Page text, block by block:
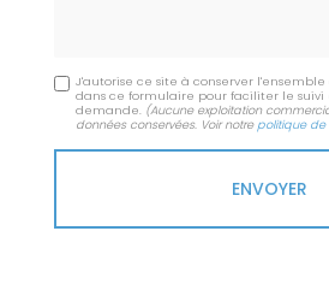
J'autorise ce site à conserver
dans ce formulaire pour faciliter le
demande. (Aucune exploitation
données conservées. Voir notre politique